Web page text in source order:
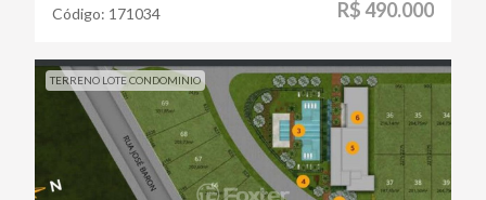
Código: 171034 R$ 490.000
TERRENO LOTE CONDOMINIO